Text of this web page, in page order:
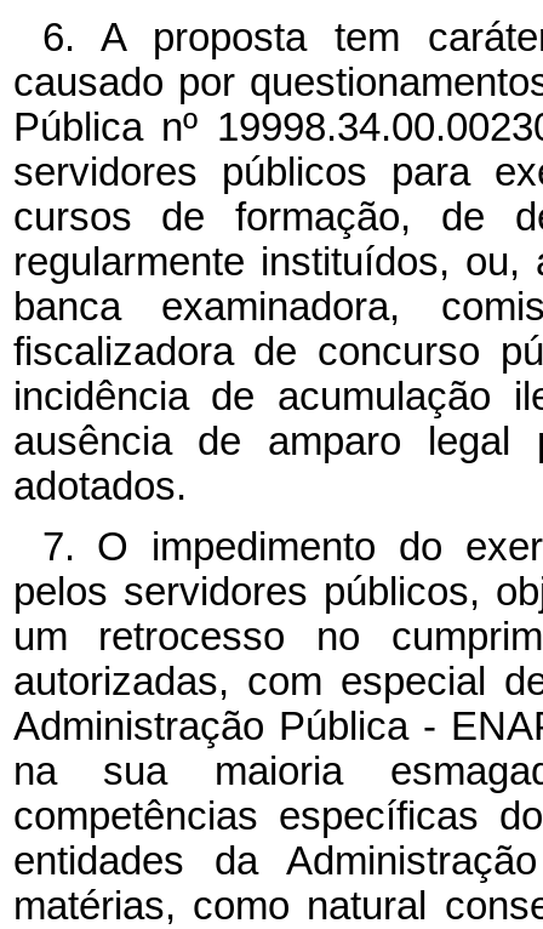
6. A proposta tem
causado por
Pública nº
servidores públicos para
cursos de formação, de
regularmente instituídos,
banca examinadora,
fiscalizadora de concurso
incidência de acumulação
ausência de amparo legal
adotados.
7. O impedimento do
pelos servidores públicos,
um retrocesso no
autorizadas, com especial
Administração Pública -
na sua maioria
competências específicas
entidades da
matérias, como natural